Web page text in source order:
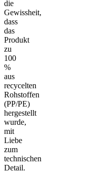
die
Gewissheit,
dass
das
Produkt
zu
100
%
aus
recycelten
Rohstoffen
(PP/PE)
hergestellt
wurde,
mit
Liebe
zum
technischen
Detail.